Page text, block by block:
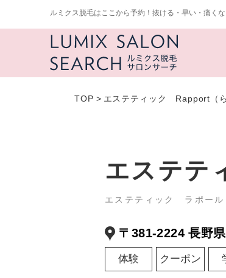
ルミクス脱毛はここから予約！抜ける・早い・痛く
TOP > エステティック Rapport（ら
エステテ
エステティック ラポール
〒381-2224 長野
体験 クーポン